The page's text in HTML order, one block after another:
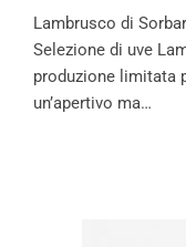
Lambrusco di
Selezione di uve
produzione limitata
un’apertivo ma…